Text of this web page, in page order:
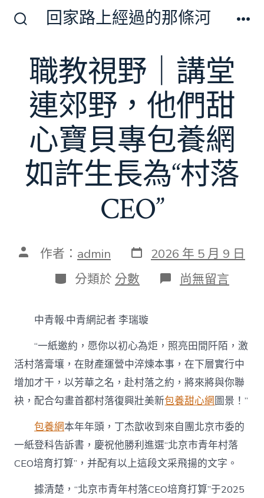
切
開
關
回家路上經過的那條河
職教視野｜講堂
連郊野，他們甜
心寶貝專包養網
如許生長為“村落
CEO”
文 作者： admin 發
表
日
期
2026 年 5 月 9 日
分
類
分類於 分數 在
〈職
｜
講
堂
連
郊
野，
他
們
甜
心
寶
貝
包
尚無留言
中青報·中青網記者 李瑞璇
“一紙邀約，愿你以初心為炬，照亮田間阡陌，激
活村落膏壤，在財產運營中淬煉本事，在下層實行中
增加才干，以芳華之名，赴村落之約，將來將與你聯
袂，配合勾畫首都村落復興壯美新包養甜心網圖景！”
包養網本年年頭，丁杰歆收到來自團北京市委的
一紙登科告訴書，慶祝他勝利進選“北京市青年村落
CEO培育打算”，并配有以上這段文采飛揚的文字。
據清楚，“北京市青年村落CEO培育打算”于2025